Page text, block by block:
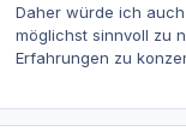
Daher würde ich
möglichst sinnvoll zu
Erfahrungen zu